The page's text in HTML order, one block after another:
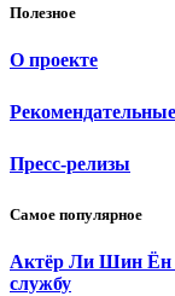
Полезное
О проекте
Пресс-релизы
Самое популярное
Актёр Ли Шин Ён
службу